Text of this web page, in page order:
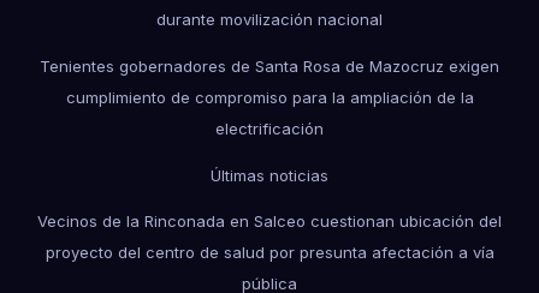
durante movilización nacional
Tenientes gobernadores de Santa Rosa de Mazocruz exigen
cumplimiento de compromiso para la ampliación de la
electrificación
Últimas noticias
Vecinos de la Rinconada en Salceo cuestionan ubicación del
proyecto del centro de salud por presunta afectación a vía
pública